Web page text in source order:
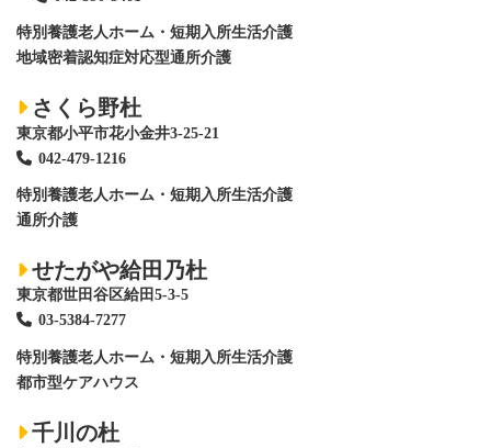
特別養護老人ホーム ・短期入所生活介護
地域密着認知症対応型通所介護
さくら野杜
東京都小平市花小金井3-25-21
042-479-1216
特別養護老人ホーム ・短期入所生活介護
通所介護
せたがや給田乃杜
東京都世田谷区給田5-3-5
03-5384-7277
特別養護老人ホーム ・短期入所生活介護
都市型ケアハウス
千川の杜